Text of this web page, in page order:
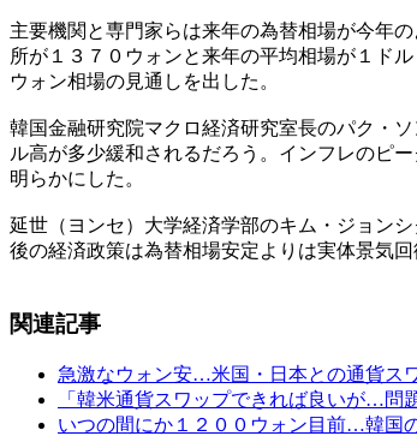
主要機関と専門家らは来年の為替相場が今年
所が１３７０ウォンと来年の平均相場が１ド
ウォン相場の見通しを出した。
韓国金融研究院マクロ経済研究室長のパク・
ル高が多少緩和されるだろう。インフレのピ
明らかにした。
延世（ヨンセ）大学経済学部のキム・ジョン
後の経済政策は為替相場安定よりは実体景気
関連記事
急激なウォン安…米国・日本との通貨ス
「韓米通貨スワップできれば良いが…問
いつの間にか１２００ウォン目前…韓国